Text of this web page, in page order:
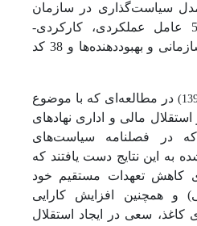
سیاست‌گذاری در سازمان
تأمین اجتماعی شامل 5 عامل عملکردی، کارکردی-
ساختاری، ایجابی، برون‌سازمانی و بهبوددهنده‌ها و 38 کد
در مطالعه‌ای که با موضوع
مالی و اداری نهادهای
در فصلنامه سیاست‌های
به این نتایج دست یافتند که
کاهش تعهدات مستقیم خود
و همچنین افزایش کارایی
کاغذ، سعی در ایجاد استقلال